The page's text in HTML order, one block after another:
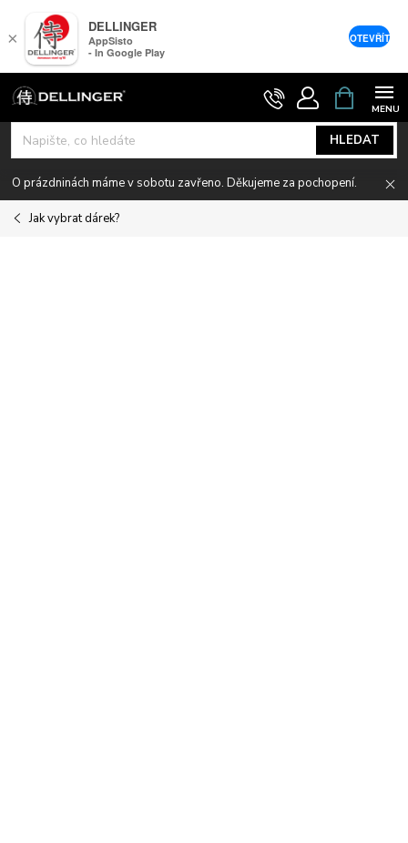
Přejít
na
obsah
HLEDAT
NÁKUPNÍ
KOŠÍK
O prázdninách máme v sobotu zavřeno. Děkujeme za pochopení.
Jak vybrat dárek?
×
DELLINGER
AppSisto
- In Google Play
OTEVŘÍT